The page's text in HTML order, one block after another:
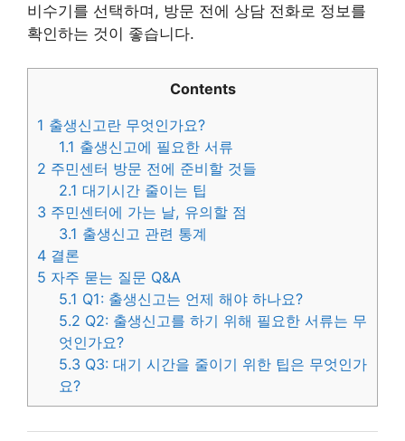
비수기를 선택하며, 방문 전에 상담 전화로 정보를
확인하는 것이 좋습니다.
Contents
1 출생신고란 무엇인가요?
1.1 출생신고에 필요한 서류
2 주민센터 방문 전에 준비할 것들
2.1 대기시간 줄이는 팁
3 주민센터에 가는 날, 유의할 점
3.1 출생신고 관련 통계
4 결론
5 자주 묻는 질문 Q&A
5.1 Q1: 출생신고는 언제 해야 하나요?
5.2 Q2: 출생신고를 하기 위해 필요한 서류는 무
엇인가요?
5.3 Q3: 대기 시간을 줄이기 위한 팁은 무엇인가
요?